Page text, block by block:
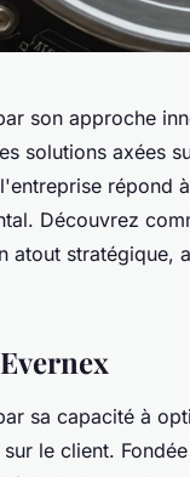
son approche
solutions axées
répond
Découvrez
atout stratégique,
sa capacité à
le client.